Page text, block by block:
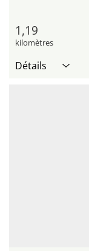
1,19
kilomètres
Détails